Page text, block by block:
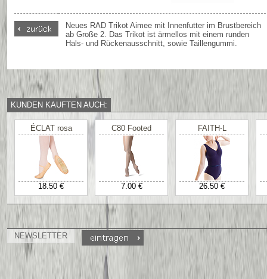
Neues RAD Trikot Aimee mit Innenfutter im Brustbereich
ab Große 2. Das Trikot ist ärmellos mit einem runden
Hals- und Rückenausschnitt, sowie Taillengummi.
KUNDEN KAUFTEN AUCH:
ÉCLAT rosa
18.50 €
C80 Footed
7.00 €
FAITH-L
26.50 €
NEWSLETTER